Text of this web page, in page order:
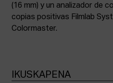
(16 mm) y un analizador de
copias positivas Filmlab
Colormaster.
IKUSKAPENA